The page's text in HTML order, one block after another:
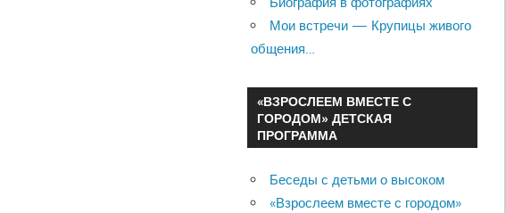
Мои встречи — Крупицы живого
общения…
«ВЗРОСЛЕЕМ ВМЕСТЕ С
ГОРОДОМ» ДЕТСКАЯ
ПРОГРАММА
Беседы с детьми о высоком
«Взрослеем вместе с городом»